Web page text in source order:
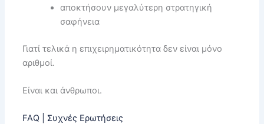
αποκτήσουν μεγαλύτερη στρατηγική
σαφήνεια
Γιατί τελικά η επιχειρηματικότητα δεν είναι μόνο
αριθμοί.
Είναι και άνθρωποι.
FAQ | Συχνές Ερωτήσεις